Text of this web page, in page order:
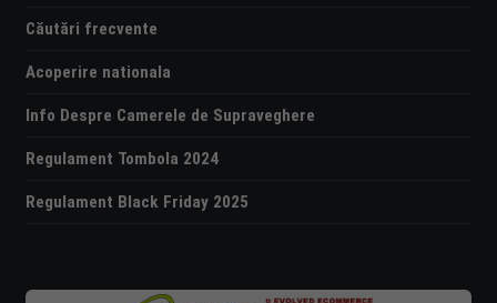
Căutări frecvente
Acoperire nationala
Info Despre Camerele de Supraveghere
Regulament Tombola 2024
Regulament Black Friday 2025